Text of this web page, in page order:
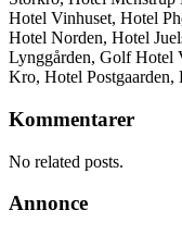
Hotel Vinhuset, Hotel
Hotel Norden, Hotel
Lynggården, Golf Hotel
Kro, Hotel Postgaarden,
Kommentarer
No related posts.
Annonce